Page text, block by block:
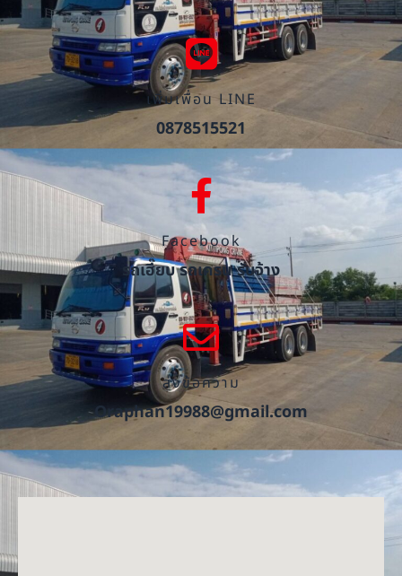
เพิ่มเพื่อน LINE
0878515521
Facebook
รถเฮี๊ยบ รถเครน รับจ้าง
ส่งข้อความ
Oraphan19988@gmail.com